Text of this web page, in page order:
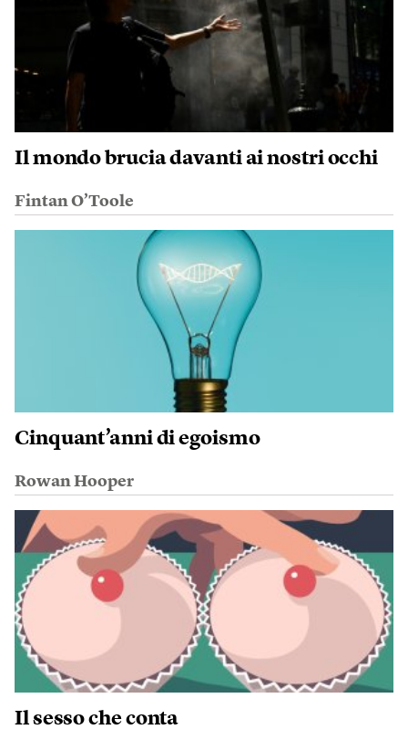
Il mondo brucia davanti ai nostri occhi
Fintan O’Toole
Cinquant’anni di egoismo
Rowan Hooper
Il sesso che conta